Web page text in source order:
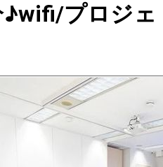
♪wifi/プロジェ